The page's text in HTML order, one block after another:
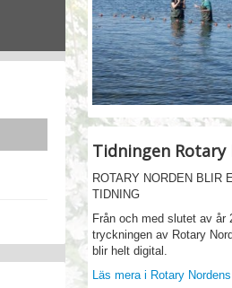
Strömmingsrodd 2023
Strömmingsrodd 2023 –
Tidningen Rotary
ROTARY NORDEN BLIR
TIDNING
Från och med slutet av år
tryckningen av Rotary
blir helt digital.
Läs mera i Rotary